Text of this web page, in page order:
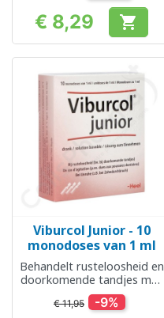
Prijs
€ 8,29 
Viburcol Junior - 10
monodoses van 1 ml
Behandelt rusteloosheid en
doorkomende tandjes met
of zonder koorts
€ 11,95 -9%